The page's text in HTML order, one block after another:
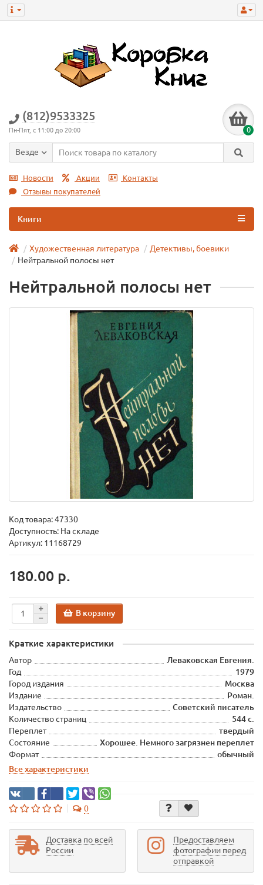
(812)9533325
Пн-Пят, с 11:00 до 20:00 0
Везде
Новости Акции
Контакты
Отзывы покупателей
Книги
Художественная литература
Детективы, боевики
Нейтральной полосы нет
Нейтральной полосы нет
Код товара:47330
Доступность: На складе
Артикул: 11168729
180.00 р.
В корзину
Краткие характеристики
Автор
Леваковская Евгения.
Год
1979
Город издания
Москва
Издание
Роман.
Издательство
Советский писатель
Количество страниц
544 с.
Переплет
твердый
Состояние
Хорошее. Немного загрязнен переплет
Формат
обычный
Все характеристики
0
Доставка по всей
России
Предоставляем
фотографии перед
отправкой